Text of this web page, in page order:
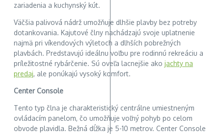
zariadenia a kuchynský kút.
Väčšia palivová nádrž umožňuje dlhšie plavby bez potreby
dotankovania. Kajutové člny nachádzajú svoje uplatnenie
najmä pri víkendových výletoch a dlhších pobrežných
plavbách. Predstavujú ideálnu voľbu pre rodinnú rekreáciu a
príležitostné rybárčenie. Sú oveľa lacnejšie ako jachty na
predaj, ale ponúkajú vysoký komfort.
Center Console
Tento typ člna je charakteristický centrálne umiestneným
ovládacím panelom, čo umožňuje voľný pohyb po celom
obvode plavidla. Bežná dĺžka je 5-10 metrov. Center Console